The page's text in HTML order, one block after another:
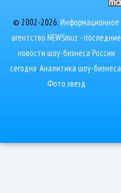
© 2002-2026.Информационное
агентство NEWSmuz - последние
новости шоу-бизнеса России
сегодня.Аналитика шоу-бизнеса
Фото звезд